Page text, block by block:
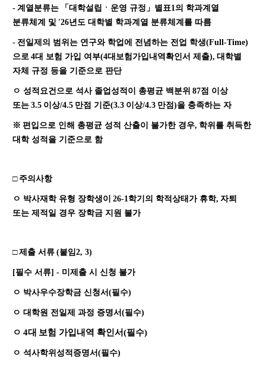
- 계열분류는 「대학설립ㆍ운영 규정 」 별표1의 학과계열
분류체계 및 '26년도 대학별 학과계열 분류체계를 따름
- 전일제의 범위는 연구와 학업에 전념하는 전업 학생(Full-Time)
으로 4대 보험 가입 여부(4대보험가입내역확인서 제출), 대학별
자체 규정 등을 기준으로 판단
ㅇ 성적요건으로 석사 졸업성적이 총평균 백분위 87점 이상
또는 3.5 이상/4.5 만점 기준(3.3 이상/4.3 만점)을 충족하는 자
※ 편입으로 인해 총평균 성적 산출이 불가한 경우, 학위를 취득한
대학 성적을 기준으로 함
□ 주의사항
ㅇ 박사재학 유형 장학생이 26-1학기의 학적상태가 휴학, 자퇴
또는 제적일 경우 장학금 지원 불가
□ 제출 서류 (붙임2, 3)
[필수 서류] - 미제출 시 신청 불가
ㅇ 박사우수장학금 신청서(필수)
ㅇ 대학원 전일제 과정 증명서(필수)
ㅇ 4대 보험 가입내역 확인서(필수)
ㅇ 석사학위성적증명서(필수)